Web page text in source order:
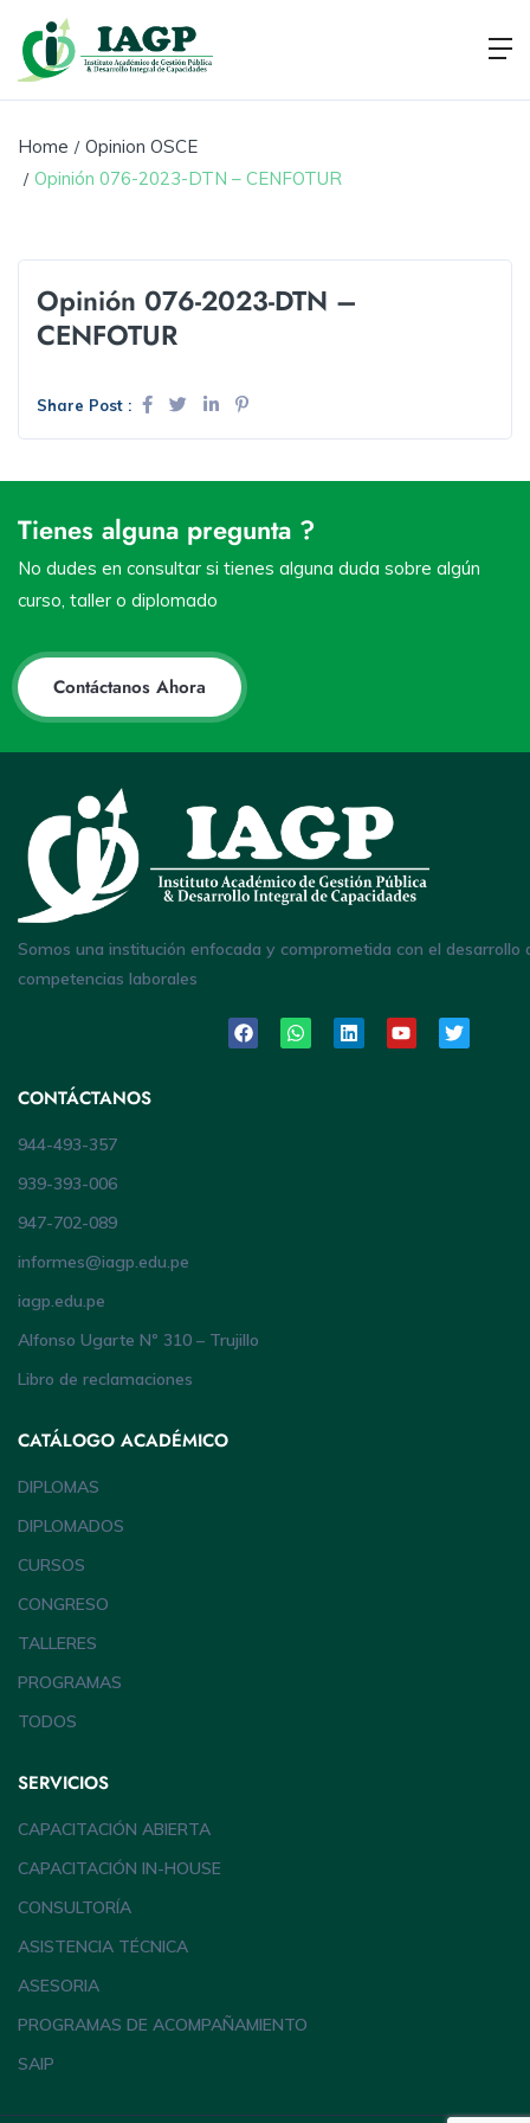
Home
Opinion OSCE
Opinión 076-2023-DTN – CENFOTUR
Opinión 076-2023-DTN –
CENFOTUR
Share Post :
Tienes alguna pregunta ?
No dudes en consultar si tienes alguna duda sobre algún
curso, taller o diplomado
Contáctanos Ahora
Somos una institución enfocada y comprometida con el desarrollo
competencias laborales
CONTÁCTANOS
944-493-357
939-393-006
947-702-089
informes@iagp.edu.pe
iagp.edu.pe
Alfonso Ugarte Nº 310 – Trujillo
Libro de reclamaciones
CATÁLOGO ACADÉMICO
DIPLOMAS
DIPLOMADOS
CURSOS
CONGRESO
TALLERES
PROGRAMAS
TODOS
SERVICIOS
CAPACITACIÓN ABIERTA
CAPACITACIÓN IN-HOUSE
CONSULTORÍA
ASISTENCIA TÉCNICA
ASESORIA
PROGRAMAS DE ACOMPAÑAMIENTO
SAIP